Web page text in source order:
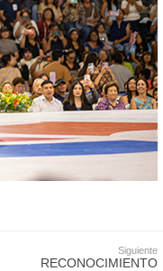
Siguiente
RECONOCIMIENTO